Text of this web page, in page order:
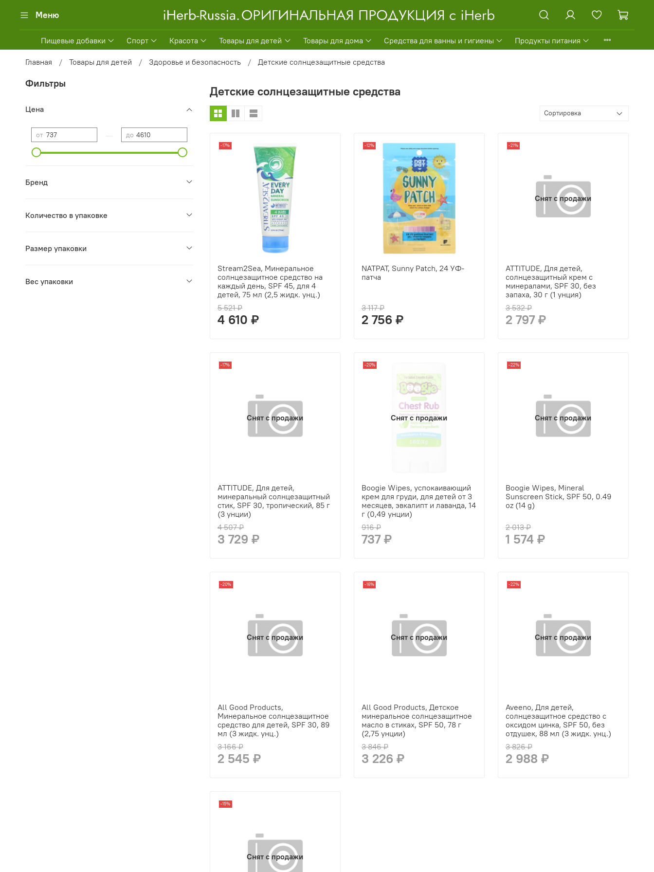
Меню
Пищевые добавки Спорт Красота Товары для детей Товары для дома Средства для ванны и гигиены Продукты питания
Главная Товары для детей Здоровье и безопасность Детские солнцезащитные средства
Детские солнцезащитные средства
-17%
Stream2Sea, Минеральное
солнцезащитное средство на
каждый день, SPF 45, для 4
детей, 75 мл (2,5 жидк. унц.)
5 521 ₽
4 610 ₽
-12%
NATPAT, Sunny Patch, 24 УФ-
патча
3 117 ₽
2 756 ₽
Снят с продажи
-21%
ATTITUDE, Для детей,
солнцезащитный крем с
минералами, SPF 30, без
запаха, 30 г (1 унция)
3 532 ₽
2 797 ₽
Снят с продажи
-17%
ATTITUDE, Для детей,
минеральный солнцезащитный
стик, SPF 30, тропический, 85 г
(3 унции)
4 507 ₽
3 729 ₽
Снят с продажи
-20%
Boogie Wipes, успокаивающий
крем для груди, для детей от 3
месяцев, эвкалипт и лаванда, 14
г (0,49 унции)
916 ₽
737 ₽
Снят с продажи
-22%
Boogie Wipes, Mineral
Sunscreen Stick, SPF 50, 0.49
oz (14 g)
2 013 ₽
1 574 ₽
Снят с продажи
-20%
All Good Products,
Минеральное солнцезащитное
средство для детей, SPF 30, 89
мл (3 жидк. унц.)
3 166 ₽
2 545 ₽
Снят с продажи
-16%
All Good Products, Детское
минеральное солнцезащитное
масло в стиках, SPF 50, 78 г
(2,75 унции)
3 846 ₽
3 226 ₽
Снят с продажи
-22%
Aveeno, Для детей,
солнцезащитное средство с
оксидом цинка, SPF 50, без
отдушек, 88 мл (3 жидк. унц.)
3 826 ₽
2 988 ₽
Снят с продажи
-15%
Фильтры
Цена
от до
Бренд
Количество в упаковке
Размер упаковки
Вес упаковки